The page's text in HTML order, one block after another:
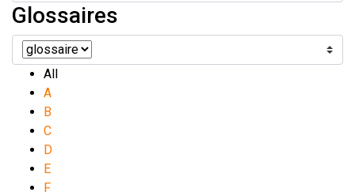
Glossaires
All
A
B
C
D
E
F